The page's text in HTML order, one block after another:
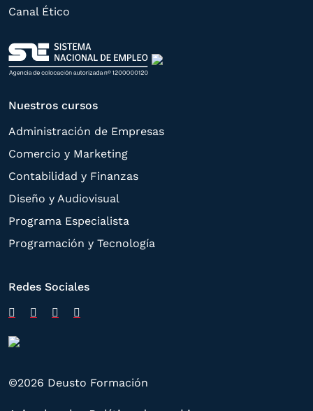
rectificación, supresión, oposición,
Política de Privacidad.
Canal Ético
Nuestros cursos
Administración de Empresas
Comercio y Marketing
Contabilidad y Finanzas
Diseño y Audiovisual
Programa Especialista
Programación y Tecnología
Redes Sociales
©2026 Deusto Formación